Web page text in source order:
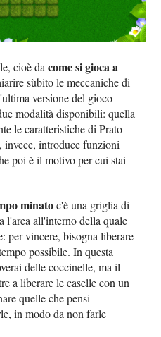
cioè dacome si gioca a
sùbito le meccaniche di
versione del gioco
modalità disponibili: quella
le caratteristiche di Prato
invece, introduce funzioni
poi è il motivo per cui stai
minatoc'è una griglia di
l'area all'interno della quale
per vincere, bisogna liberare
possibile. In questa
delle coccinelle, ma il
a liberare le caselle con un
quelle che pensi
in modo da non farle